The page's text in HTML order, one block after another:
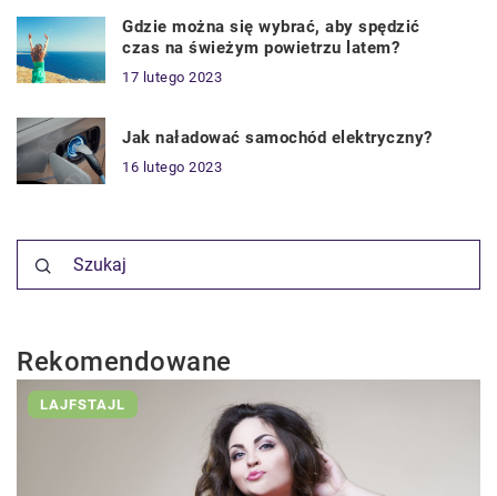
Gdzie można się wybrać, aby spędzić
czas na świeżym powietrzu latem?
17 lutego 2023
Jak naładować samochód elektryczny?
16 lutego 2023
Rekomendowane
LAJFSTAJL